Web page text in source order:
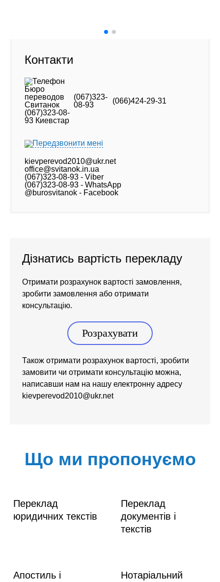
Контакти
(067)323-
08-93
(066)424-29-31
Передзвонити мені
kievperevod2010@ukr.net
office@svitanok.in.ua
(067)323-08-93 - Viber
(067)323-08-93 - WhatsApp
@burosvitanok - Facebook
Дізнатись вартість перекладу
Отримати розрахунок вартості замовлення,
зробити замовлення або отримати
консультацію.
Розрахувати
Також отримати розрахунок вартості, зробити
замовити чи отримати консультацію можна,
написавши нам на нашу електронну адресу
kievperevod2010@ukr.net
Що ми пропонуємо
Переклад
юридичних текстів
Переклад
документів і
текстів
Апостиль і
Нотаріальний